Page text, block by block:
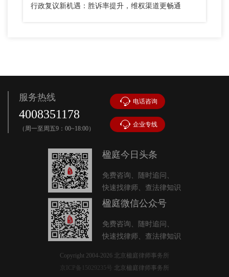
行政复议新机遇：胜诉率提升，维权渠道更畅通
服务热线
4008351178
（周一至周五9：00~18:00）
电话咨询
企业专线
楹庭今日头条
免费咨询、随时追问、
快速找律师、查法律知识
楹庭微信公众号
免费咨询、随时追问、
快速找律师、查法律知识
Copyright 2004-2026 北京楹庭律师事务所
京ICP备15029235号 北京楹庭律师事务所